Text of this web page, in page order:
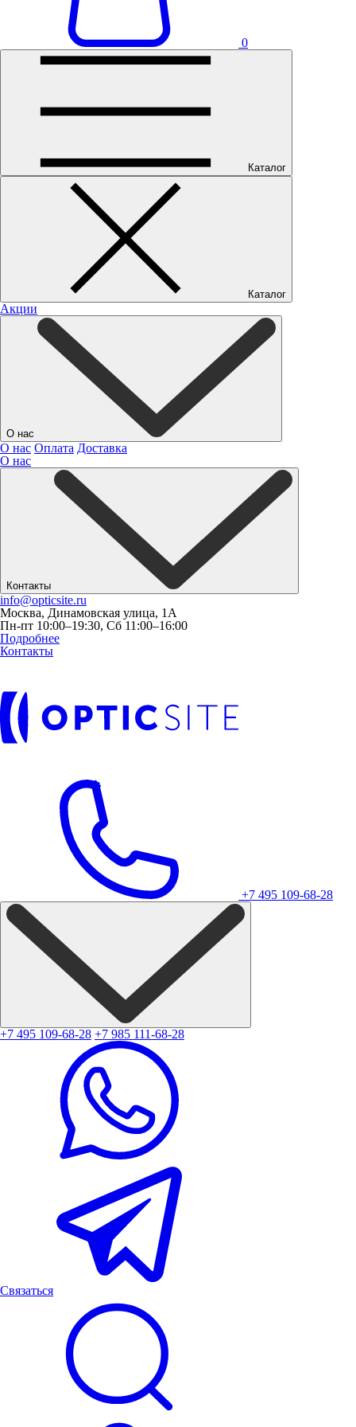
0
Каталог
Каталог
Акции
О нас
О нас Оплата Доставка
О нас
Контакты
info@opticsite.ru
Москва, Динамовская улица, 1А
Пн-пт 10:00–19:30, Сб 11:00–16:00
Подробнее
Контакты
+7 495 109-68-28
+7 495 109-68-28 +7 985 111-68-28
Связаться